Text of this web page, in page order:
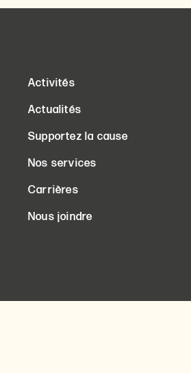
Activités
Actualités
Supportez la cause
Nos services
Carrières
Nous joindre